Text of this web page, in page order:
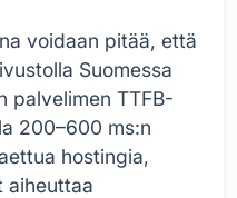
voidaan pitää, että
Suomessa
palvelimen TTFB-
200–600 ms:n
hostingia,
aiheuttaa